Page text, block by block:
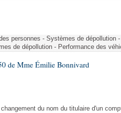
lois
des lois
personnes - Systèmes de dépollution
de dépollution - Performance des
de Mme Émilie Bonnivard
du nom du titulaire d'un